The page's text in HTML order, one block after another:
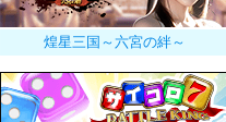
煌星三国～六宮の絆～